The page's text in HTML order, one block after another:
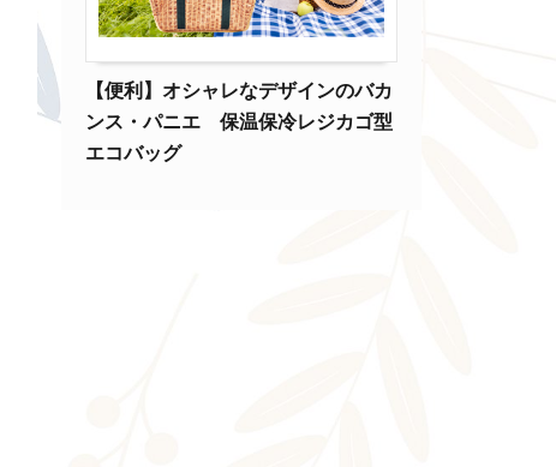
【便利】オシャレなデザインのバカ
ンス・パニエ 保温保冷レジカゴ型
エコバッグ